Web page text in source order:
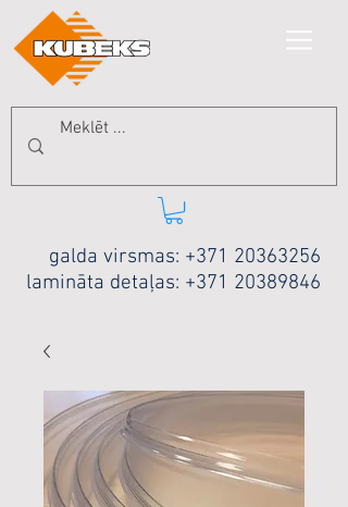
galda virsmas: +371 20363256
lamināta detaļas: +371 20389846